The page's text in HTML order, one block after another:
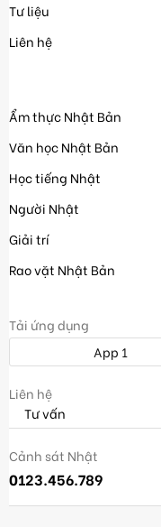
Tư liệu
Liên hệ
Ẩm thực Nhật Bản
Văn học Nhật Bản
Học tiếng Nhật
Người Nhật
Giải trí
Rao vặt Nhật Bản
Tải ứng dụng
App 1
Liên hệ
Tư vấn
Cảnh sát Nhật
0123.456.789